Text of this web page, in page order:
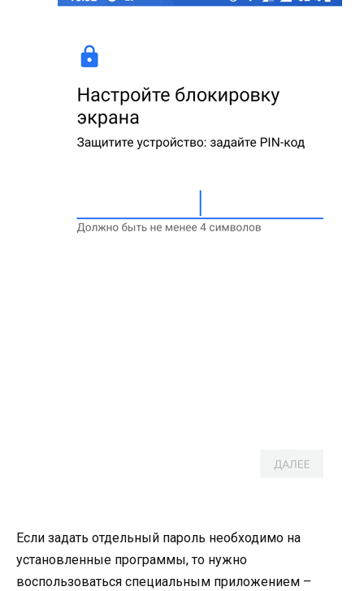
Если задать отдельный пароль необходимо на
установленные программы, то нужно
воспользоваться специальным приложением –